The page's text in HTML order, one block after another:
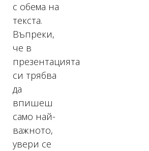
с обема на
текста.
Въпреки,
че в
презентацията
си трябва
да
впишеш
само най-
важното,
увери се